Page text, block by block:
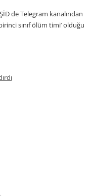
de Telegram kanalından
sınıf ölüm timi’ olduğu